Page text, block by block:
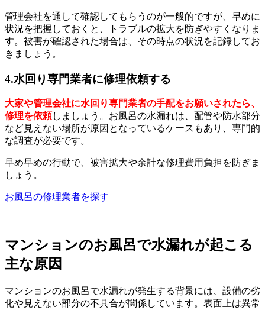
管理会社を通して確認してもらうのが一般的ですが、早めに
状況を把握しておくと、トラブルの拡大を防ぎやすくなりま
す。被害が確認された場合は、その時点の状況を記録してお
きましょう。
4.水回り専門業者に修理依頼する
大家や管理会社に水回り専門業者の手配をお願いされたら、
修理を依頼しましょう。お風呂の水漏れは、配管や防水部分
など見えない場所が原因となっているケースもあり、専門的
な調査が必要です。
早め早めの行動で、被害拡大や余計な修理費用負担を防ぎま
しょう。
お風呂の修理業者を探す
マンションのお風呂で水漏れが起こる
主な原因
マンションのお風呂で水漏れが発生する背景には、設備の劣
化や見えない部分の不具合が関係しています。表面上は異常